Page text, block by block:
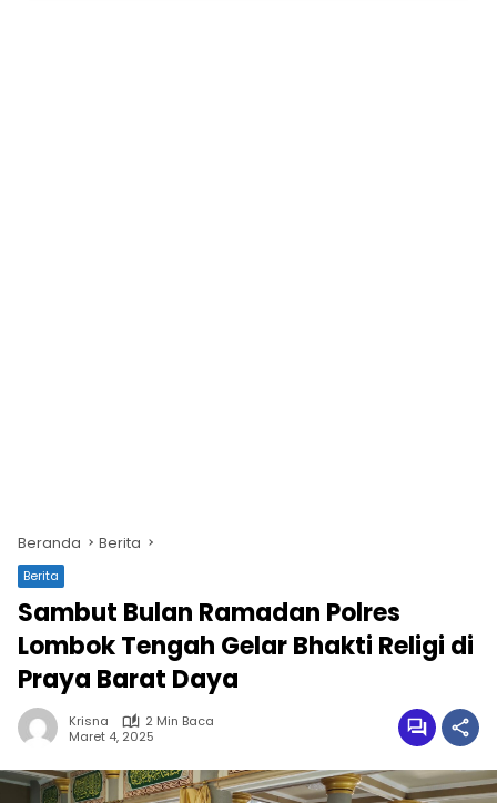
Beranda Berita
Berita
Sambut Bulan Ramadan Polres
Lombok Tengah Gelar Bhakti Religi di
Praya Barat Daya
Krisna
2 Min Baca
Maret 4, 2025